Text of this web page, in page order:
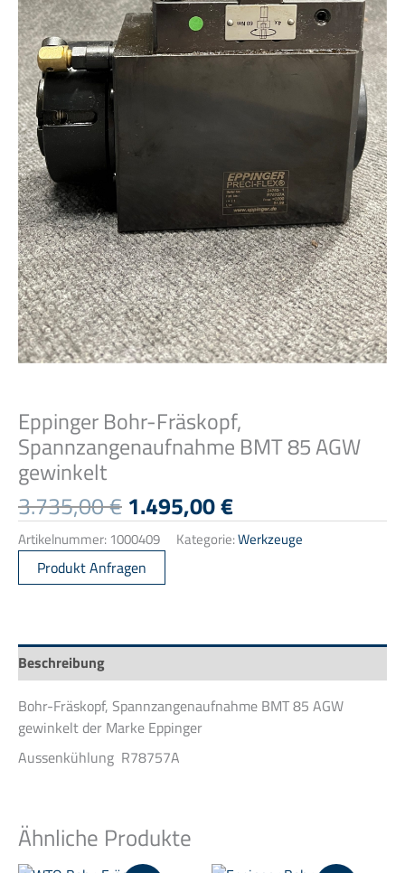
Eppinger Bohr-Fräskopf,
Spannzangenaufnahme BMT 85 AGW
gewinkelt
3.735,00€ Ursprünglicher
Preis
war:
3.735,00 €
1.495,00€Aktueller
Preis
ist:
Artikelnummer: 1000409 Kategorie:Werkzeuge
Produkt Anfragen
Beschreibung
Bohr-Fräskopf, Spannzangenaufnahme BMT 85 AGW
gewinkelt der Marke Eppinger
Aussenkühlung R78757A
Ähnliche Produkte